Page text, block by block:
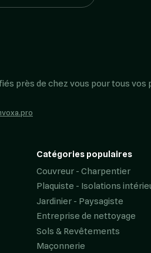
près de chez vous pour tous
Catégories populaires
Couvreur - Charpentier
Plaquiste - Isolations
Jardinier - Paysagiste
Entreprise de nettoyage
Sols & Revêtements
Maçonnerie